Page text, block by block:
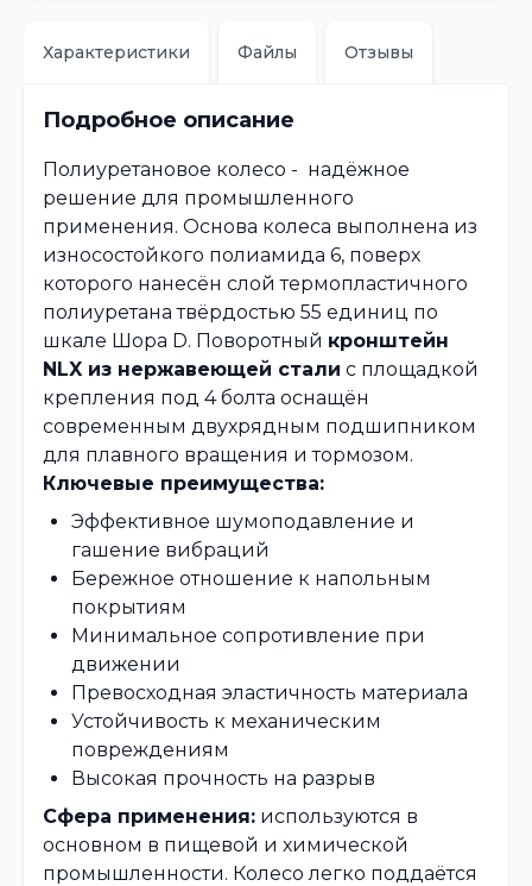
Характеристики Файлы Отзывы
Подробное описание
Полиуретановое колесо - надёжное
решение для промышленного
применения. Основа колеса выполнена из
износостойкого полиамида 6, поверх
которого нанесён слой термопластичного
полиуретана твёрдостью 55 единиц по
шкале Шора D. Поворотный кронштейн
NLX из нержавеющей стали с площадкой
крепления под 4 болта оснащён
современным двухрядным подшипником
для плавного вращения и тормозом.
Ключевые преимущества:
Эффективное шумоподавление и
гашение вибраций
Бережное отношение к напольным
покрытиям
Минимальное сопротивление при
движении
Превосходная эластичность материала
Устойчивость к механическим
повреждениям
Высокая прочность на разрыв
Сфера применения: используются в
основном в пищевой и химической
промышленности. Колесо легко поддаётся